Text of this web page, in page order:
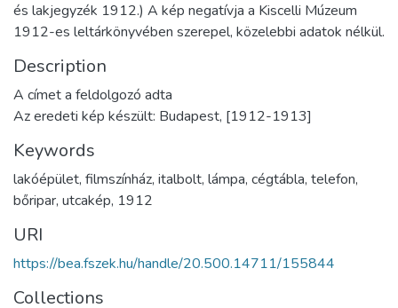
és lakjegyzék 1912.) A kép negatívja a Kiscelli Múzeum
1912-es leltárkönyvében szerepel, közelebbi adatok nélkül.
Description
A címet a feldolgozó adta
Az eredeti kép készült: Budapest, [1912-1913]
Keywords
lakóépület, filmszínház, italbolt, lámpa, cégtábla, telefon,
bőripar, utcakép, 1912
URI
https://bea.fszek.hu/handle/20.500.14711/155844
Collections